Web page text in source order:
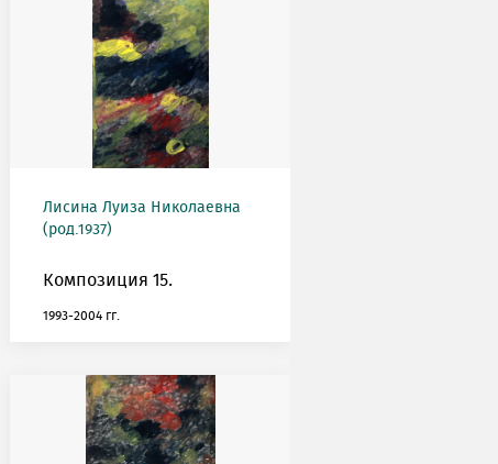
Лисина Луиза Николаевна
(род.1937)
Композиция 15.
1993-2004 гг.